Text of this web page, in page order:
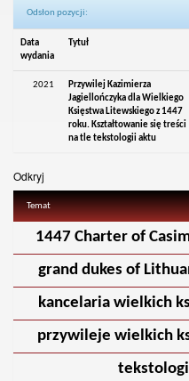
Odsłon pozycji:
Data
wydania
Tytuł
2021
Przywilej Kazimierza
Jagiellończyka dla Wielkiego
Księstwa Litewskiego z 1447
roku. Kształtowanie się treści
na tle tekstologii aktu
Odkryj
Temat
1447 Charter of
grand dukes of
kancelaria wielkich
przywileje wielkich